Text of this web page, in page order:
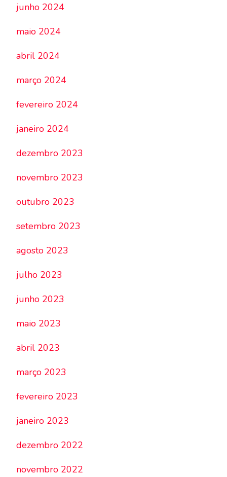
junho 2024
maio 2024
abril 2024
março 2024
fevereiro 2024
janeiro 2024
dezembro 2023
novembro 2023
outubro 2023
setembro 2023
agosto 2023
julho 2023
junho 2023
maio 2023
abril 2023
março 2023
fevereiro 2023
janeiro 2023
dezembro 2022
novembro 2022